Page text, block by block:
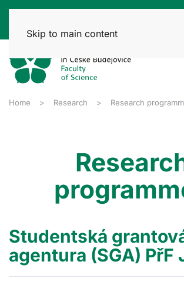
Skip to main content
Home Research Research
Studentská
agentura (SGA) PřF